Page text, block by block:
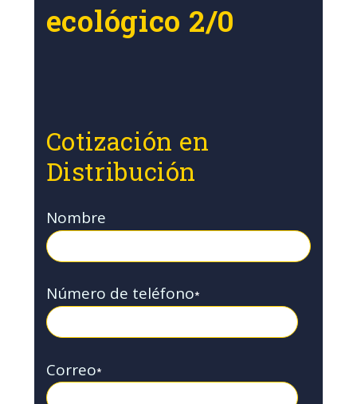
ecológico 2/0
Cotización en
Distribución
Nombre
Número de teléfono*
Correo*